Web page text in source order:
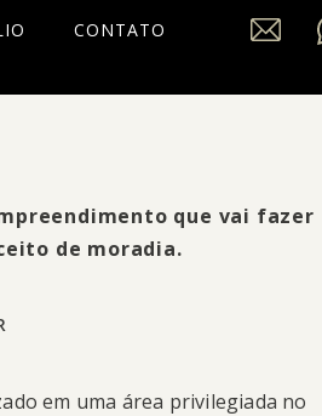
CONTATO
que vai fazer
de moradia.
em uma área privilegiada no